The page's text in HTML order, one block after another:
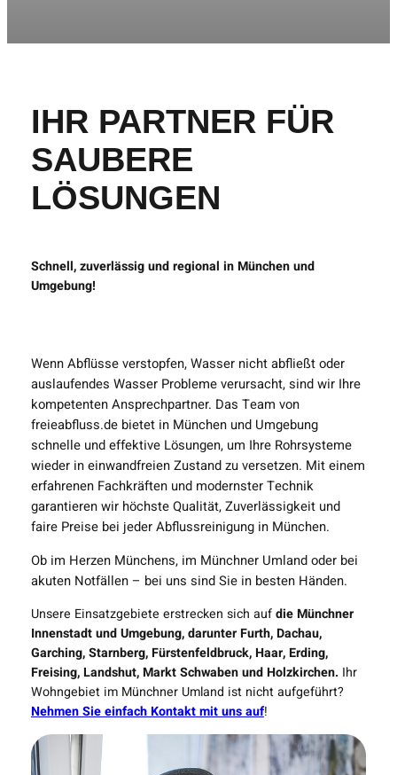
IHR PARTNER FÜR
SAUBERE
LÖSUNGEN
Schnell, zuverlässig und regional in München und
Umgebung!
Wenn Abflüsse verstopfen, Wasser nicht abfließt oder
auslaufendes Wasser Probleme verursacht, sind wir Ihre
kompetenten Ansprechpartner. Das Team von
freieabfluss.de bietet in München und Umgebung
schnelle und effektive Lösungen, um Ihre Rohrsysteme
wieder in einwandfreien Zustand zu versetzen. Mit einem
erfahrenen Fachkräften und modernster Technik
garantieren wir höchste Qualität, Zuverlässigkeit und
faire Preise bei jeder Abflussreinigung in München.
Ob im Herzen Münchens, im Münchner Umland oder bei
akuten Notfällen – bei uns sind Sie in besten Händen.
Unsere Einsatzgebiete erstrecken sich aufdie Münchner
Innenstadt und Umgebung, darunter Furth, Dachau,
Garching, Starnberg, Fürstenfeldbruck, Haar, Erding,
Freising, Landshut, Markt Schwaben und Holzkirchen. Ihr
Wohngebiet im Münchner Umland ist nicht aufgeführt?
Nehmen Sie einfach Kontakt mit uns auf!